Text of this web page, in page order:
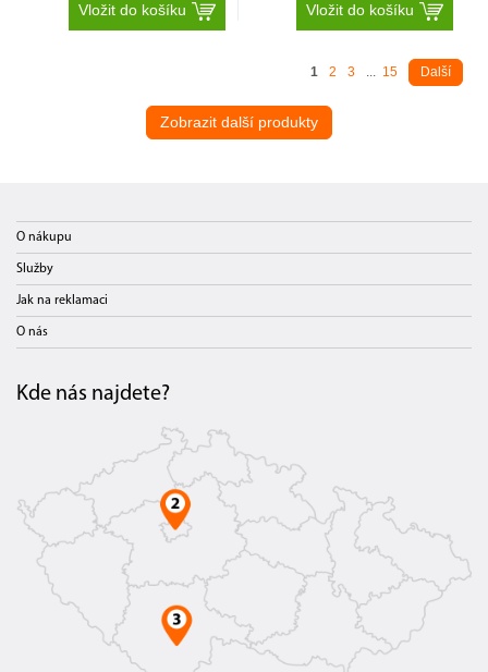
Vložit do košíku Vložit do košíku
1 2 3 ... 15 Další
Zobrazit další produkty
O nákupu
Služby
Jak na reklamaci
O nás
Kde nás najdete?